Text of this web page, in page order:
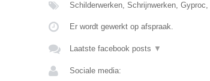
Schilderwerken, Schrijnwerken,
Er wordt gewerkt op afspraak.
Laatste facebook posts ▼
Sociale media: